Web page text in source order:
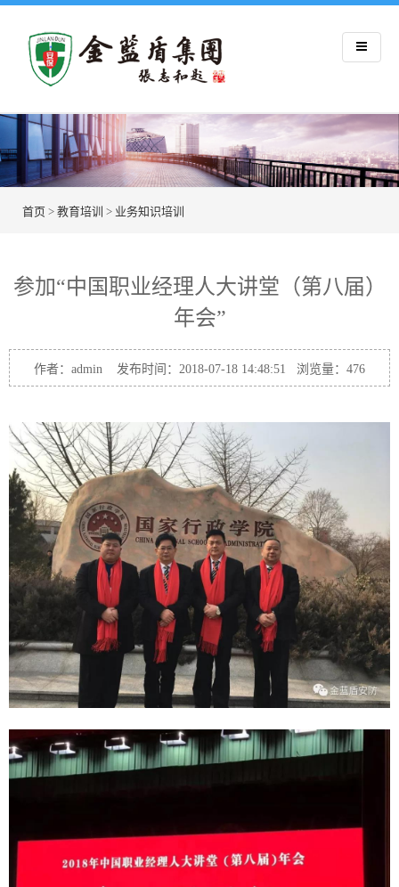
首页 > 教育培训 > 业务知识培训
参加“中国职业经理人大讲堂（第八届）
年会”
作者：admin 发布时间：2018-07-18 14:48:51 浏览量： 476